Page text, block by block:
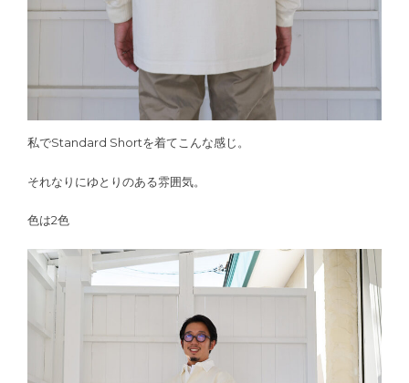
私でStandard Shortを着てこんな感じ。
それなりにゆとりのある雰囲気。
色は2色